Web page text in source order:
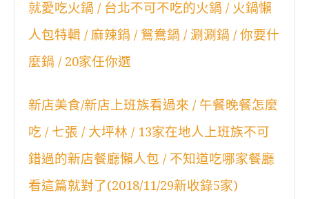
就愛吃火鍋 / 台北不可不吃的火鍋 / 火鍋懶
人包特輯 / 麻辣鍋 / 鴛鴦鍋 / 涮涮鍋 / 你要什
麼鍋 / 20家任你選
新店美食/新店上班族看過來 / 午餐晚餐怎麼
吃 / 七張 / 大坪林 / 13家在地人上班族不可
錯過的新店餐廳懶人包 / 不知道吃哪家餐廳
看這篇就對了(2018/11/29新收錄5家)